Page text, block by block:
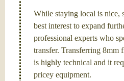
While staying local is nice,
best interest to expand
professional experts who
transfer. Transferring
is highly technical and it
pricey equipment.